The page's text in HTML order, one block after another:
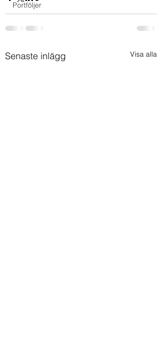
Portföljer
Senaste inlägg Visa alla